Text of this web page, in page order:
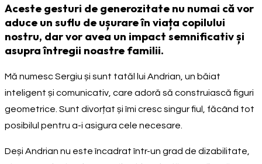
Aceste gesturi de generozitate nu numai că vor
aduce un suflu de ușurare în viața copilului
nostru, dar vor avea un impact semnificativ și
asupra întregii noastre familii.
Mă numesc Sergiu și sunt tatăl lui Andrian, un băiat
inteligent și comunicativ, care adoră să construiască figuri
geometrice. Sunt divorțat și îmi cresc singur fiul, făcând tot
posibilul pentru a-i asigura cele necesare.
Deși Andrian nu este încadrat într-un grad de dizabilitate,